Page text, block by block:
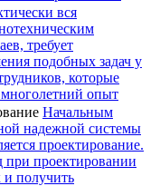
вся
требует
подобных задач у
которые
опыт
Начальным
надежной системы
проектирование.
проектировании
и получить